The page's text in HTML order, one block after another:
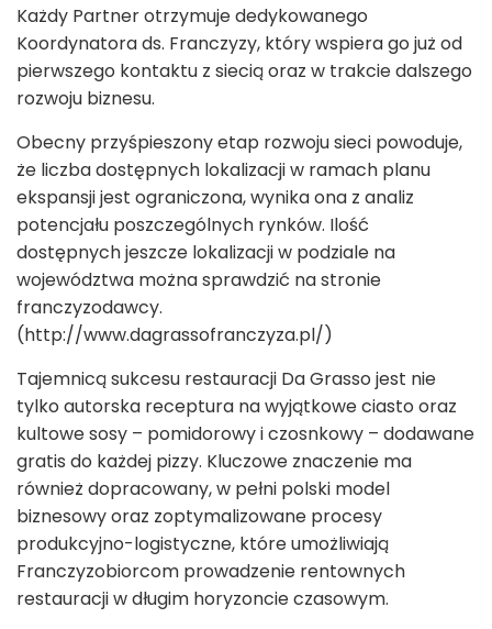
Każdy Partner otrzymuje dedykowanego
Koordynatora ds. Franczyzy, który wspiera go już od
pierwszego kontaktu z siecią oraz w trakcie dalszego
rozwoju biznesu.
Obecny przyśpieszony etap rozwoju sieci powoduje,
że liczba dostępnych lokalizacji w ramach planu
ekspansji jest ograniczona, wynika ona z analiz
potencjału poszczególnych rynków. Ilość
dostępnych jeszcze lokalizacji w podziale na
województwa można sprawdzić na stronie
franczyzodawcy.
(http://www.dagrassofranczyza.pl/)
Tajemnicą sukcesu restauracji Da Grasso jest nie
tylko autorska receptura na wyjątkowe ciasto oraz
kultowe sosy – pomidorowy i czosnkowy – dodawane
gratis do każdej pizzy. Kluczowe znaczenie ma
również dopracowany, w pełni polski model
biznesowy oraz zoptymalizowane procesy
produkcyjno-logistyczne, które umożliwiają
Franczyzobiorcom prowadzenie rentownych
restauracji w długim horyzoncie czasowym.